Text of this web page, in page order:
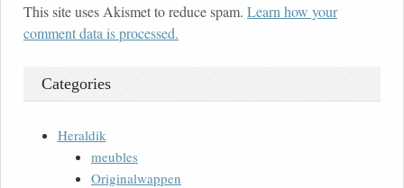
This site uses Akismet to reduce spam. Learn how your
comment data is processed.
Categories
Heraldik
meubles
Originalwappen